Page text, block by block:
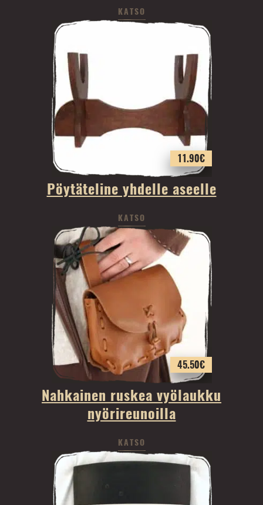
KATSO
11.90€
Pöytäteline yhdelle aseelle
KATSO
45.50€
Nahkainen ruskea vyölaukku
nyörireunoilla
KATSO